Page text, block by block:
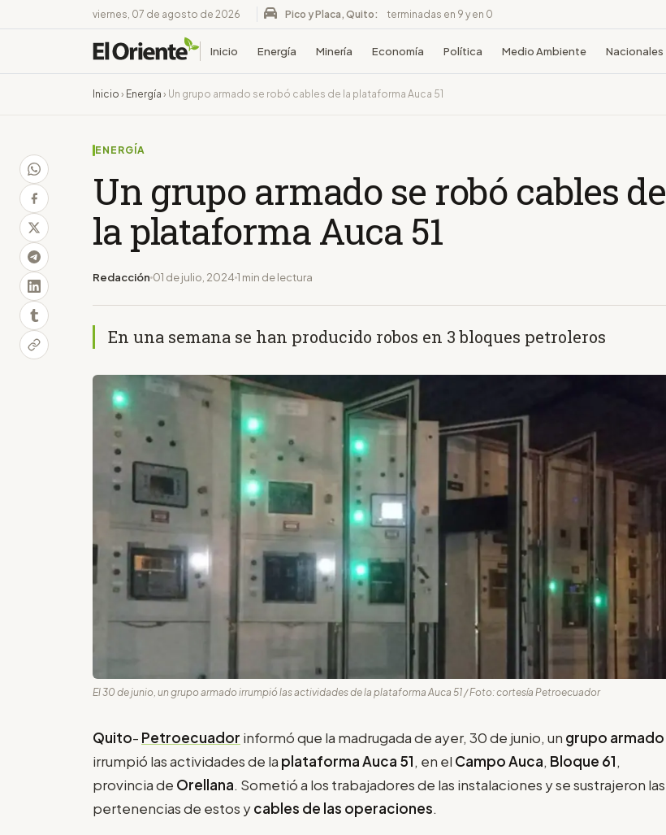
viernes, 07 de agosto de 2026 Pico y Placa, Quito: terminadas en 9 y en 0
Inicio Energía Minería Economía Política Medio Ambiente Nacionales
Inicio › Energía › Un grupo armado se robó cables de la plataforma Auca 51
ENERGÍA
Un grupo armado se robó cables de
la plataforma Auca 51
Redacción 01 de julio, 2024 1 min de lectura
En una semana se han producido robos en 3 bloques petroleros
El 30 de junio, un grupo armado irrumpió las actividades de la plataforma Auca 51 / Foto: cortesía Petroecuador
Quito- Petroecuador informó que la madrugada de ayer, 30 de junio, un grupo armado
irrumpió las actividades de la plataforma Auca 51, en el Campo Auca, Bloque 61,
provincia de Orellana. Sometió a los trabajadores de las instalaciones y se sustrajeron las
pertenencias de estos ycables de las operaciones.